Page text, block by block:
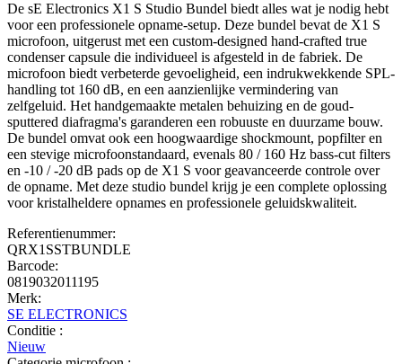
De sE Electronics X1 S Studio Bundel biedt alles wat je nodig hebt
voor een professionele opname-setup. Deze bundel bevat de X1 S
microfoon, uitgerust met een custom-designed hand-crafted true
condenser capsule die individueel is afgesteld in de fabriek. De
microfoon biedt verbeterde gevoeligheid, een indrukwekkende SPL-
handling tot 160 dB, en een aanzienlijke vermindering van
zelfgeluid. Het handgemaakte metalen behuizing en de goud-
sputtered diafragma's garanderen een robuuste en duurzame bouw.
De bundel omvat ook een hoogwaardige shockmount, popfilter en
een stevige microfoonstandaard, evenals 80 / 160 Hz bass-cut filters
en -10 / -20 dB pads op de X1 S voor geavanceerde controle over
de opname. Met deze studio bundel krijg je een complete oplossing
voor kristalheldere opnames en professionele geluidskwaliteit.
Referentienummer:
QRX1SSTBUNDLE
Barcode:
0819032011195
Merk:
SE ELECTRONICS
Conditie :
Nieuw